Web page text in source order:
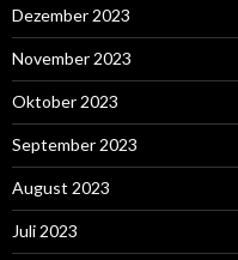
Dezember 2023
November 2023
Oktober 2023
September 2023
August 2023
Juli 2023